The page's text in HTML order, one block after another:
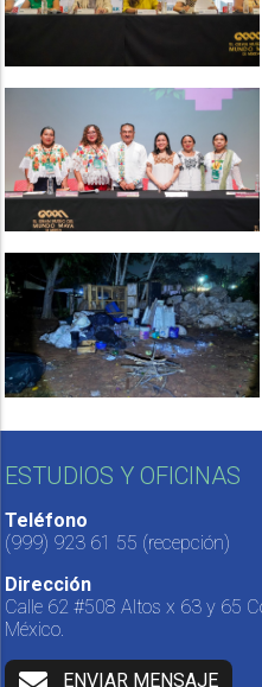
ESTUDIOS Y OFICINAS
Teléfono
(999) 923 61 55 (recepción)
Dirección
Calle 62 #508 Altos x 63 y 65
México.
ENVIAR MENSAJE